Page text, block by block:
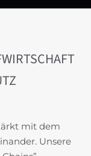
mit dem
Unsere